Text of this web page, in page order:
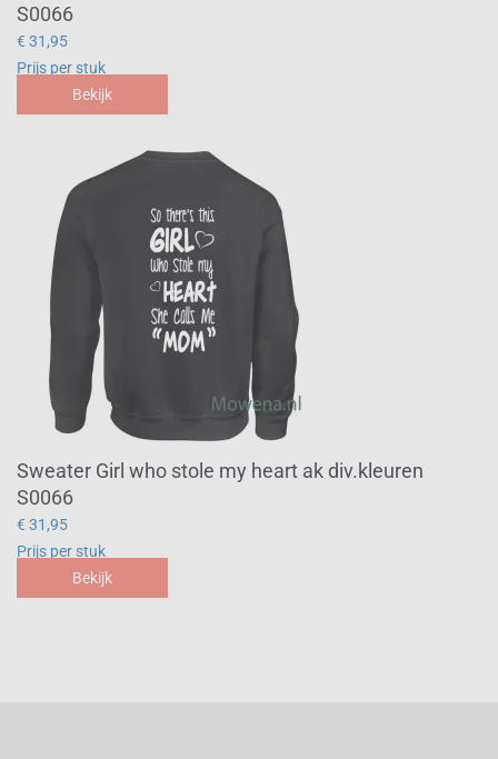
S0066
€ 31,95
Prijs per stuk
Bekijk
Sweater Girl who stole my heart ak div.kleuren
S0066
€ 31,95
Prijs per stuk
Bekijk